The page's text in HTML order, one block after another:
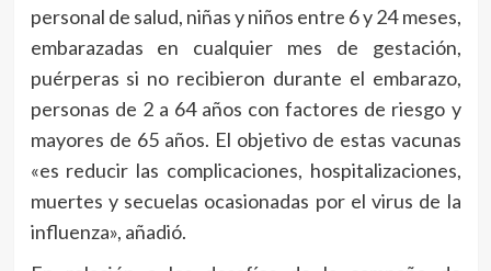
personal de salud, niñas y niños entre 6 y 24 meses,
embarazadas en cualquier mes de gestación,
puérperas si no recibieron durante el embarazo,
personas de 2 a 64 años con factores de riesgo y
mayores de 65 años. El objetivo de estas vacunas
«es reducir las complicaciones, hospitalizaciones,
muertes y secuelas ocasionadas por el virus de la
influenza», añadió.